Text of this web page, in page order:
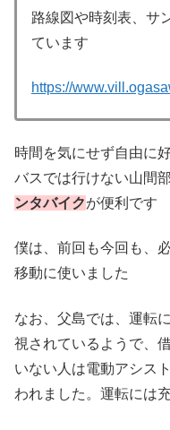
路線図や時刻表、サ
ています
https://
時間を気にせず自由に
バスでは行けない山間
ンタバイクが便利です
僕は、前回も今回も、
移動に使いました
なお、父島では、運転
視されているようで、
いない人は電動アシス
われました。運転には